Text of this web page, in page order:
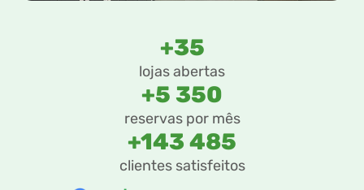
+35
lojas abertas
+5 350
reservas por mês
+143 485
clientes satisfeitos